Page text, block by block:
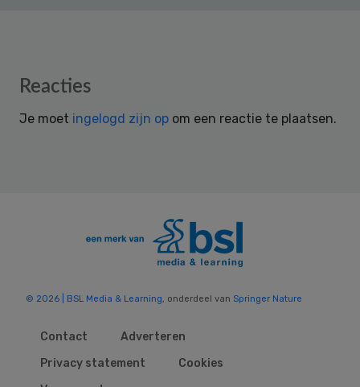
Reader
Reacties
Je moet ingelogd zijn op om een reactie te plaatsen.
© 2026 | BSL Media & Learning , onderdeel van Springer Nature
Contact
Adverteren
Privacy statement
Cookies